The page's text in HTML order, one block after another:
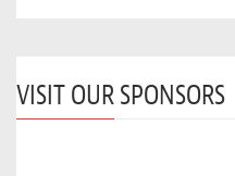
VISIT OUR SPONSORS